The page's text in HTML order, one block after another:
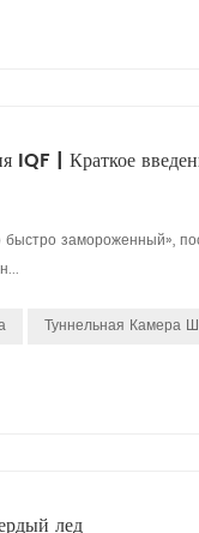
IQF | Краткое
замороженный»,
Туннельная Камера
лед